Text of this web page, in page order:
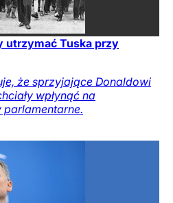
utrzymać Tuska przy
że sprzyjające Donaldowi
wpłynąć na
parlamentarne.